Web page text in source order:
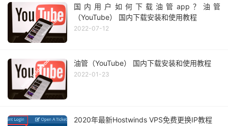
国内用户如何下载油管app？油管
（YouTube） 国内下载安装和使用教程
2022-07-12
油管（YouTube） 国内下载安装和使用教程
2022-01-23
2020年最新Hostwinds VPS免费更换IP教程